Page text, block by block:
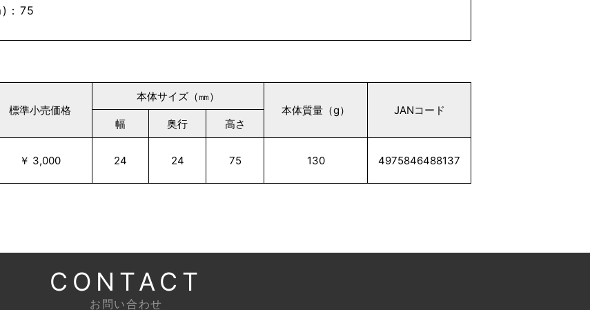
：75
標準小売価格
￥ 3,000
本体サイズ（㎜）
幅 奥行 高さ
24 24 75
本体質量（g）
130
JANコード
4975846488137
CONTACT
お問い合わせ